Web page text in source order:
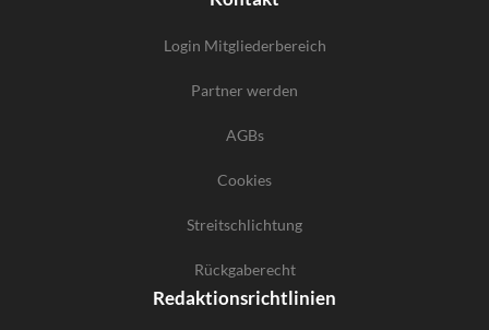
Login Mitgliederbereich
Partner werden
AGBs
Cookies
Streitschlichtung
Rückgaberecht
Redaktionsrichtlinien